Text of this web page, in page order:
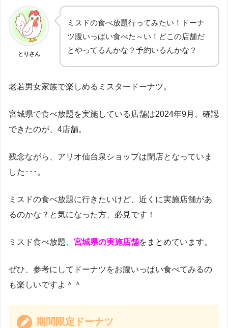
とりさん
ミスドの食べ放題行ってみたい！ドーナ
ツ腹いっぱい食べた～い！どこの店舗だ
とやってるんかな？予約いるんかな？
老若男女家族で楽しめるミスタードーナツ。
宮城県で食べ放題を実施している店舗は2024年9月、確認
できたのが、4店舗。
残念ながら、アリオ仙台泉ショップは閉店となっていま
した･･･。
ミスドの食べ放題に行きたいけど、近くに実施店舗があ
るのかな？と気になった方、必見です！
ミスド食べ放題、 宮城県の実施店舗をまとめています。
ぜひ、参考にしてドーナツをお腹いっぱい食べてみるの
も楽しいですよ＾＾
期間限定ドーナツ